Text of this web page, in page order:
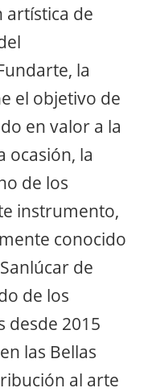
artística de
la
el objetivo de
en valor a la
ocasión, la
de los
instrumento,
conocido
de
de los
desde 2015
las Bellas
al arte